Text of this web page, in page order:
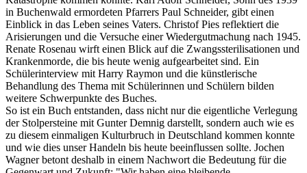
in Buchenwald ermordeten Pfarrers Paul Schneider, gibt einen
Einblick in das Leben seines Vaters. Christof Pies reflektiert die
Arisierungen und die Versuche einer Wiedergutmachung nach 1945.
Renate Rosenau wirft einen Blick auf die Zwangssterilisationen und
Krankenmorde, die bis heute wenig aufgearbeitet sind. Ein
Schülerinterview mit Harry Raymon und die künstlerische
Behandlung des Thema mit Schülerinnen und Schülern bilden
weitere Schwerpunkte des Buches.
So ist ein Buch entstanden, dass nicht nur die eigentliche Verlegung
der Stolpersteine mit Gunter Demnig darstellt, sondern auch wie es
zu diesem einmaligen Kulturbruch in Deutschland kommen konnte
und wie dies unser Handeln bis heute beeinflussen sollte. Jochen
Wagner betont deshalb in einem Nachwort die Bedeutung für die